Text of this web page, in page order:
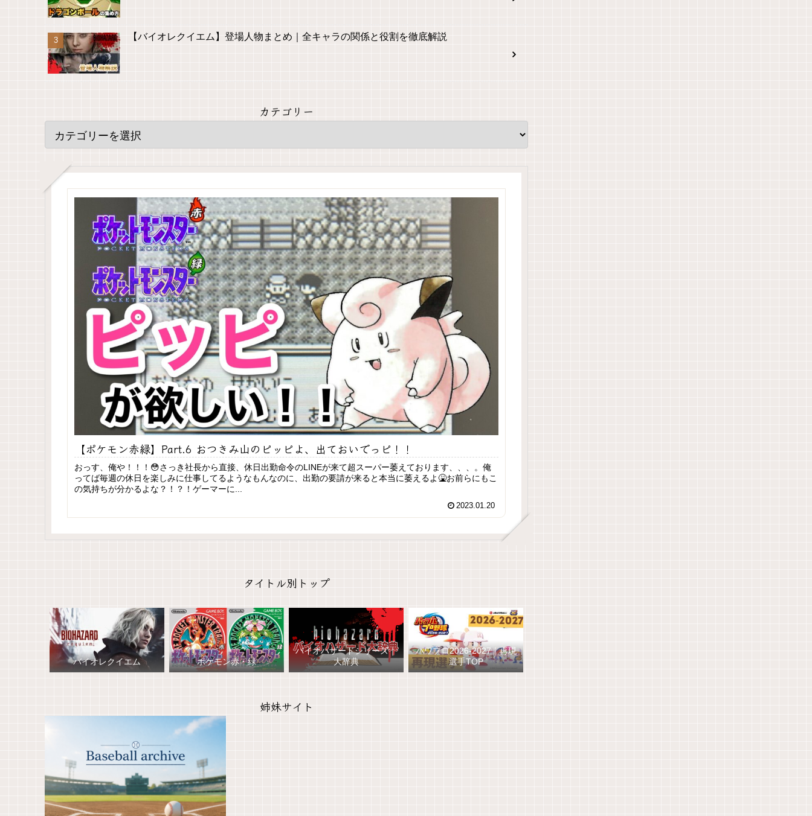
【バイオレクイエム】登場人物まとめ｜全キャラの関係と役割を徹底解説
カテゴリー
【ポケモン赤緑】Part.6 おつきみ山のピッピよ、出ておいでっピ！！
おっす、俺や！！！😳さっき社長から直接、休日出勤命令のLINEが来て超スーパー萎えております、、、。俺
ってば毎週の休日を楽しみに仕事してるようなもんなのに、出勤の要請が来ると本当に萎えるよ🤮お前らにもこ
の気持ちが分かるよな？！？！ゲーマーに...
2023.01.20
タイトル別トップ
バイオレクイエム ポケモン赤・緑
バイオハザードシリーズ｜
大辞典
パワプロ2026-2027｜再現
選手TOP
姉妹サイト